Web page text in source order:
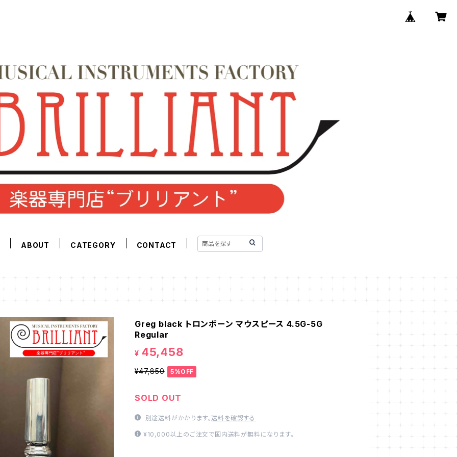
ABOUT CATEGORY CONTACT
Greg black トロンボーン マウスピース 4.5G-5G
Regular
¥ 45,458
¥47,850 5%OFF
SOLD OUT
別途送料がかかります。送料を確認する
¥10,000以上のご注文で国内送料が無料になります。